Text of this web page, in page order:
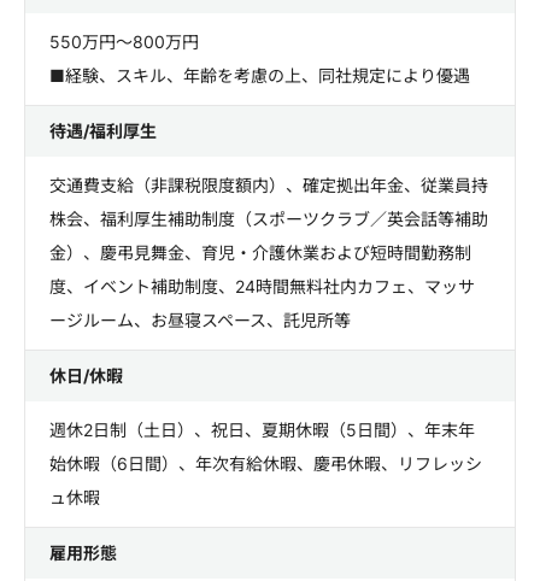
550万円～800万円
■経験、スキル、年齢を考慮の上、同社規定により優遇
待遇/福利厚生
交通費支給（非課税限度額内）、確定拠出年金、従業員持
株会、福利厚生補助制度（スポーツクラブ／英会話等補助
金）、慶弔見舞金、育児・介護休業および短時間勤務制
度、イベント補助制度、24時間無料社内カフェ、マッサ
ージルーム、お昼寝スペース、託児所等
休日/休暇
週休2日制（土日）、祝日、夏期休暇（5日間）、年末年
始休暇（6日間）、年次有給休暇、慶弔休暇、リフレッシ
ュ休暇
雇用形態